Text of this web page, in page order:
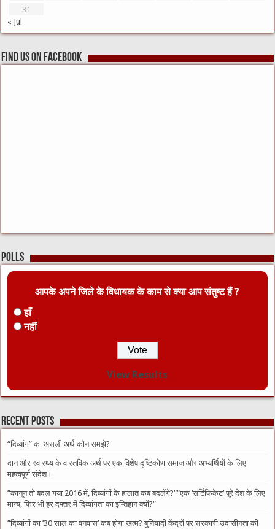
31
« Jul
Find us on Facebook
Polls
आपके अपने जिले के विधायक के काम से क्या आप संतुष्ट हैं ?
हाँ
नहीं
View Results
Recent Posts
“दिव्यांग” का असली अर्थ कौन समझे?
दान और स्वास्थ्य के वास्तविक अर्थ पर एक विशेष दृष्टिकोण समाज और अभ्यर्थियों के लिए
महत्वपूर्ण संदेश।
​”कानून तो बदल गया 2016 में, दिव्यांगों के हालात कब बदलेंगे?”​”एक ‘सर्टिफिकेट’ पूरे देश के लिए
मान्य, फिर भी हर दफ्तर में दिव्यांगता का इम्तिहान क्यों?”
​”दिव्यांगों का ’30 साल का वनवास’ कब होगा खत्म? बुनियादी केंद्रों पर सरकारी उदासीनता की